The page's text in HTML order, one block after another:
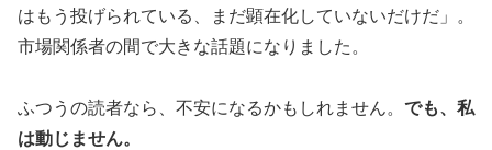
はもう投げられている、まだ顕在化していないだけだ」。
市場関係者の間で大きな話題になりました。
ふつうの読者なら、不安になるかもしれません。 でも、私
は動じません。